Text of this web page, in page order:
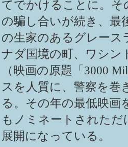
てでかけることに。
の騙し合いが続き、最
の生家のあるグレース
ナダ国境の町、ワシン
（映画の原題「3000
スを人質に、警察を巻
る。その年の最低映画
もノミネートされた
展開になっている。